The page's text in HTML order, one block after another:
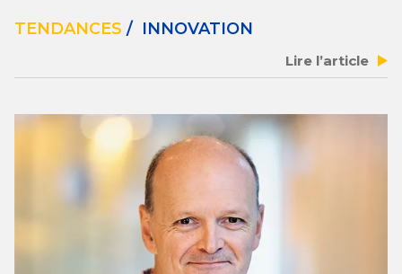
TENDANCES / INNOVATION
Lire l’article